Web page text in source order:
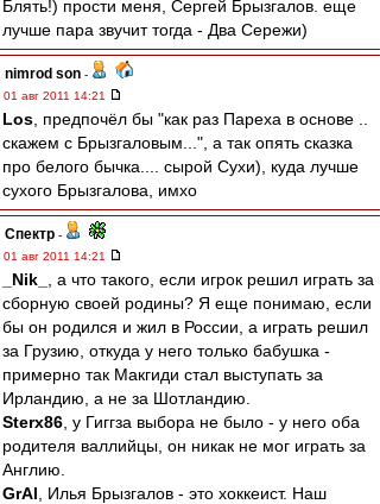
Блять!) прости меня, Сергей Брызгалов. еще
лучше пара звучит тогда - Два Сережи)
nimrod son -
01 авг 2011 14:21
Los , предпочёл бы "как раз Пареха в основе ..
скажем с Брызгаловым...", а так опять сказка
про белого бычка.... сырой Сухи), куда лучше
сухого Брызгалова, имхо
Спектр -
01 авг 2011 14:21
_Nik_
, а что такого, если игрок решил играть за
сборную своей родины? Я еще понимаю, если
бы он родился и жил в России, а играть решил
за Грузию, откуда у него только бабушка -
примерно так Макгиди стал выступать за
Ирландию, а не за Шотландию.
Sterx86 , у Гиггза выбора не было - у него оба
родителя валлийцы, он никак не мог играть за
Англию.
GrAl , Илья Брызгалов - это хоккеист. Наш